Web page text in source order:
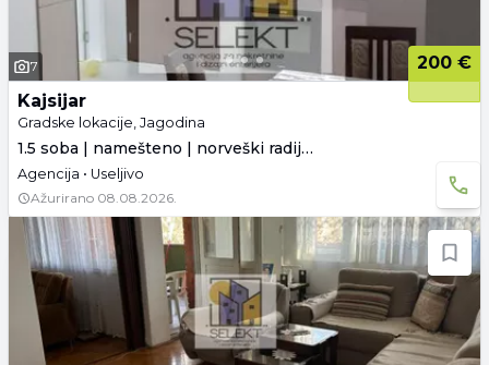
7
200 €
Kajsijar
Gradske lokacije, Jagodina
1.5 soba | namešteno | norveški radijatori
Agencija • Useljivo
Ažurirano 08.08.2026.